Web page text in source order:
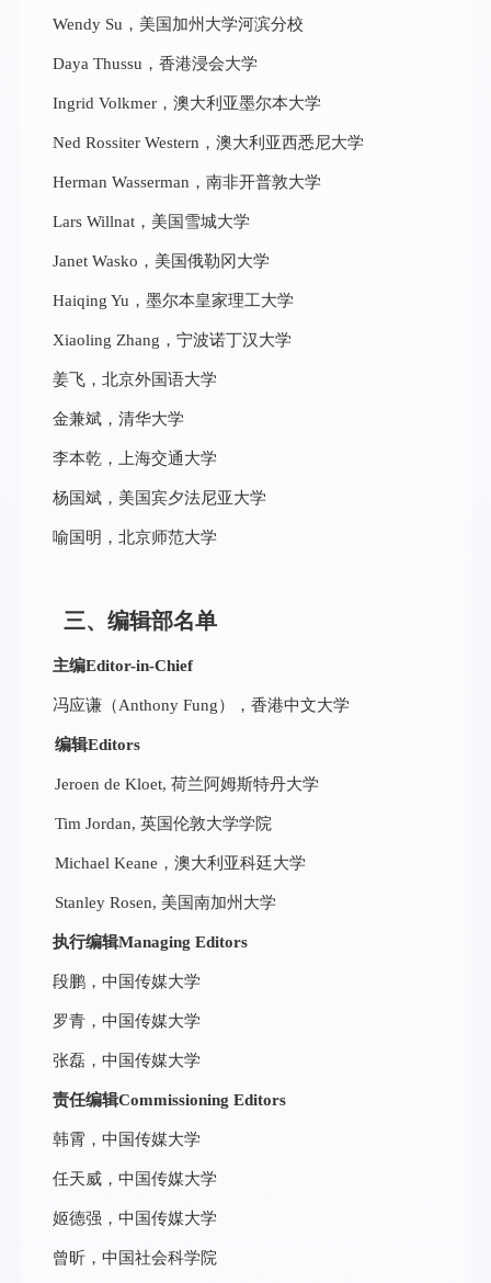
Wendy Su，美国加州大学河滨分校
Daya Thussu，香港浸会大学
Ingrid Volkmer，澳大利亚墨尔本大学
Ned Rossiter Western，澳大利亚西悉尼大学
Herman Wasserman，南非开普敦大学
Lars Willnat，美国雪城大学
Janet Wasko，美国俄勒冈大学
Haiqing Yu，墨尔本皇家理工大学
Xiaoling Zhang，宁波诺丁汉大学
姜飞，北京外国语大学
金兼斌，清华大学
李本乾，上海交通大学
杨国斌，美国宾夕法尼亚大学
喻国明，北京师范大学
三、编辑部名单
主编Editor-in-Chief
冯应谦（Anthony Fung），香港中文大学
编辑Editors
Jeroen de Kloet, 荷兰阿姆斯特丹大学
Tim Jordan, 英国伦敦大学学院
Michael Keane，澳大利亚科廷大学
Stanley Rosen, 美国南加州大学
执行编辑Managing Editors
段鹏，中国传媒大学
罗青，中国传媒大学
张磊，中国传媒大学
责任编辑Commissioning Editors
韩霄，中国传媒大学
任天威，中国传媒大学
姬德强，中国传媒大学
曾昕，中国社会科学院